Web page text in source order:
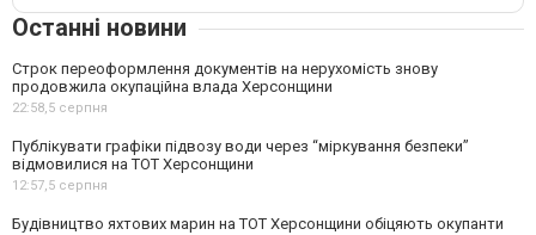
Останні новини
Строк переоформлення документів на нерухомість знову
продовжила окупаційна влада Херсонщини
22:58, 5 серпня
Публікувати графіки підвозу води через “міркування безпеки”
відмовилися на ТОТ Херсонщини
12:57, 5 серпня
Будівництво яхтових марин на ТОТ Херсонщини обіцяють окупанти